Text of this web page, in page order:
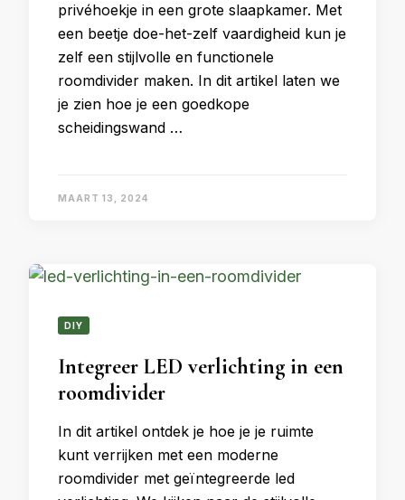
privéhoekje in een grote slaapkamer. Met
een beetje doe-het-zelf vaardigheid kun je
zelf een stijlvolle en functionele
roomdivider maken. In dit artikel laten we
je zien hoe je een goedkope
scheidingswand …
MAART 13, 2024
DIY
Integreer LED verlichting in een
roomdivider
In dit artikel ontdek je hoe je je ruimte
kunt verrijken met een moderne
roomdivider met geïntegreerde led